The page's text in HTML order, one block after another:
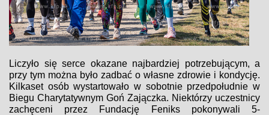
Liczyło się serce okazane najbardziej potrzebującym, a
przy tym można było zadbać o własne zdrowie i kondycję.
Kilkaset osób wystartowało w sobotnie przedpołudnie w
Biegu Charytatywnym Goń Zajączka. Niektórzy uczestnicy
zachęceni przez Fundację Feniks pokonywali 5-